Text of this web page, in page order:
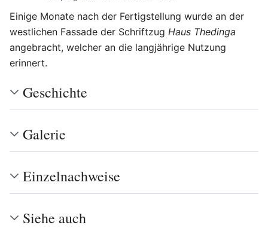
Einige Monate nach der Fertigstellung wurde an der
westlichen Fassade der Schriftzug Haus Thedinga
angebracht, welcher an die langjährige Nutzung
erinnert.
Geschichte
Galerie
Einzelnachweise
Siehe auch